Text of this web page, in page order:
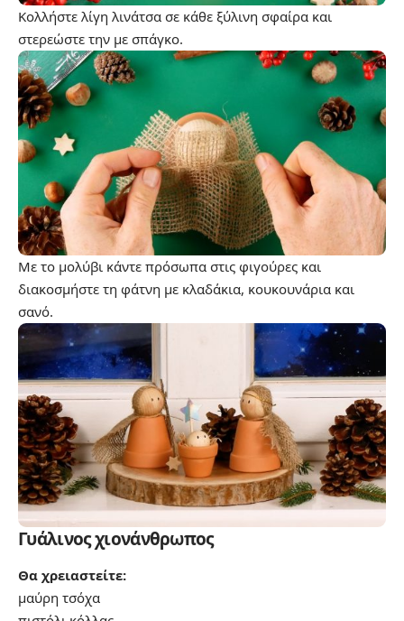
Κολλήστε λίγη λινάτσα σε κάθε ξύλινη σφαίρα και
στερεώστε την με σπάγκο.
Με το μολύβι κάντε πρόσωπα στις φιγούρες και
διακοσμήστε τη φάτνη με κλαδάκια, κουκουνάρια και
σανό.
Γυάλινος χιονάνθρωπος
Θα χρειαστείτε:
μαύρη τσόχα